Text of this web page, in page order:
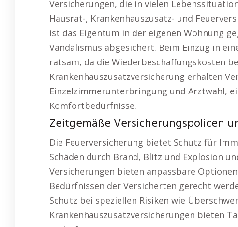
Versicherungen, die in vielen
Hausrat-, Krankenhauszusatz- und
ist das Eigentum in der eigenen Wohnung
Vandalismus abgesichert. Beim Einzug in
ratsam, da die Wiederbeschaffungskosten
Krankenhauszusatzversicherung erhalten
Einzelzimmerunterbringung und Arztwahl,
Komfortbedürfnisse.
Zeitgemäße Versicherungspolicen
Die Feuerversicherung bietet Schutz für
Schäden durch Brand, Blitz und Explosion
Versicherungen bieten anpassbare
Bedürfnissen der Versicherten gerecht
Schutz bei speziellen Risiken wie
Krankenhauszusatzversicherungen bieten